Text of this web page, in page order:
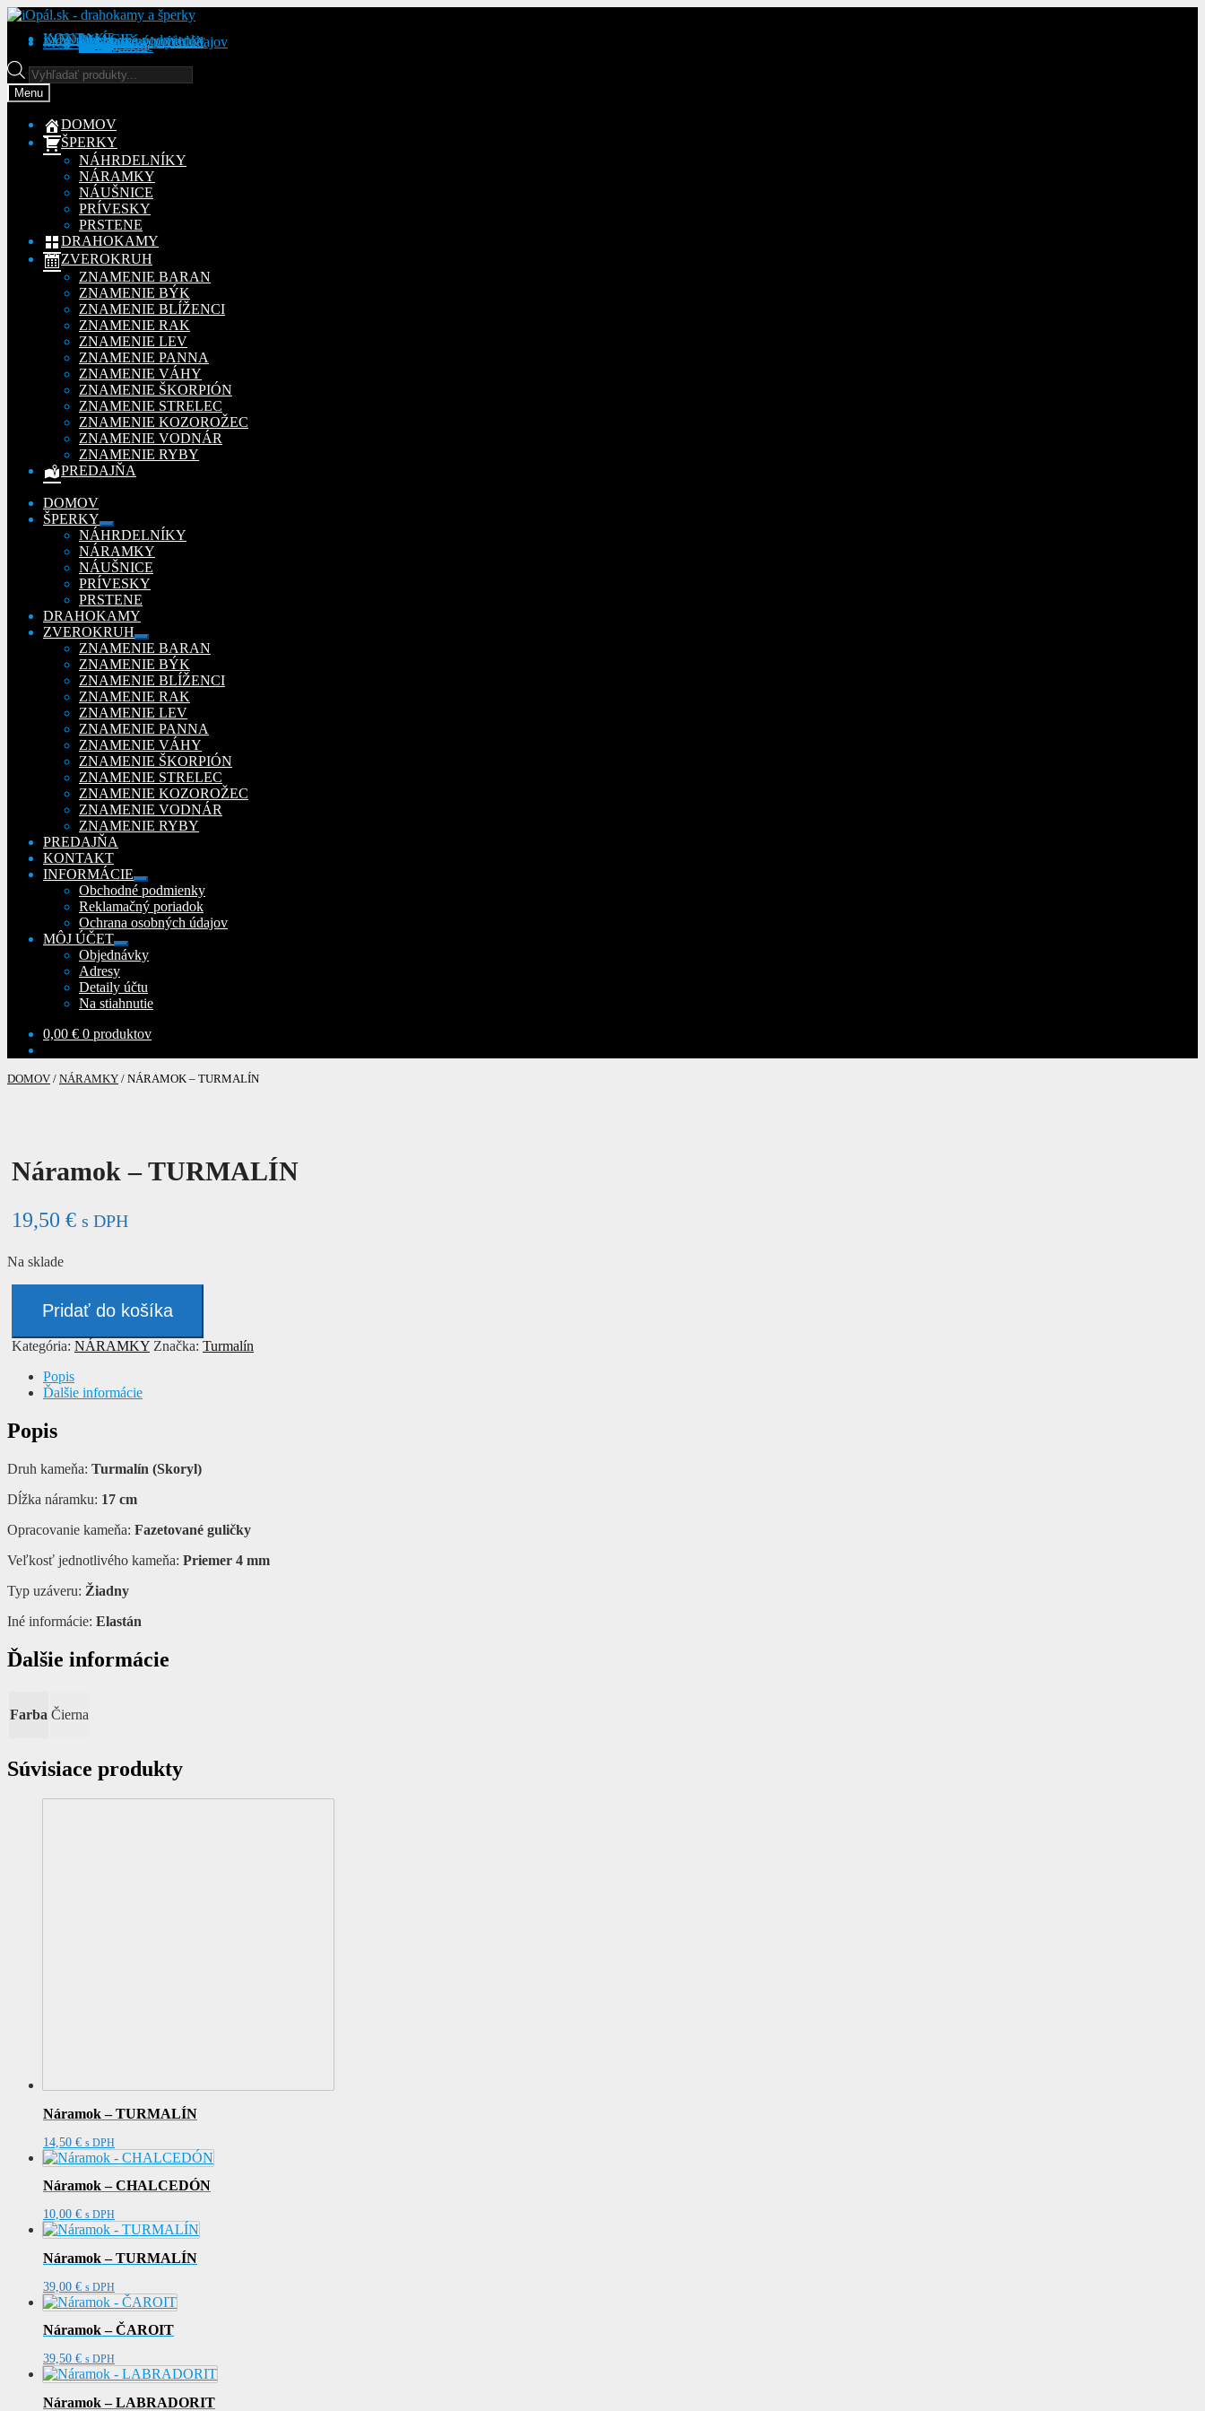
Preskočiť
navigáciu
Preskočiť
obsah
KONTAKT
INFORMÁCIE
Obchodné podmienky
Reklamačný poriadok
Ochrana osobných údajov
MÔJ ÚČETObjednávky
Adresy
Detaily účtu
Na stiahnutie
Products
search
Menu
DOMOV
ŠPERKY
NÁHRDELNÍKY
NÁRAMKY
NÁUŠNICE
PRÍVESKY
PRSTENE
DRAHOKAMY
ZVEROKRUH
ZNAMENIE BARAN
ZNAMENIE BÝK
ZNAMENIE BLÍŽENCI
ZNAMENIE RAK
ZNAMENIE LEV
ZNAMENIE PANNA
ZNAMENIE VÁHY
ZNAMENIE ŠKORPIÓN
ZNAMENIE STRELEC
ZNAMENIE KOZOROŽEC
ZNAMENIE VODNÁR
ZNAMENIE RYBY
PREDAJŇA
DOMOV
ŠPERKY
Rozbaliť
podradené
menu
NÁHRDELNÍKY
NÁRAMKY
NÁUŠNICE
PRÍVESKY
PRSTENE
DRAHOKAMY
ZVEROKRUH
Rozbaliť
podradené
menu
ZNAMENIE BARAN
ZNAMENIE BÝK
ZNAMENIE BLÍŽENCI
ZNAMENIE RAK
ZNAMENIE LEV
ZNAMENIE PANNA
ZNAMENIE VÁHY
ZNAMENIE ŠKORPIÓN
ZNAMENIE STRELEC
ZNAMENIE KOZOROŽEC
ZNAMENIE VODNÁR
ZNAMENIE RYBY
PREDAJŇA
KONTAKT
INFORMÁCIE
Rozbaliť
podradené
menu
Obchodné podmienky
Reklamačný poriadok
Ochrana osobných údajov
MÔJ ÚČET
Rozbaliť
podradené
Objednávky
Adresy
Detaily účtu
Na stiahnutie
0,00 € 0 produktov
DOMOV / NÁRAMKY / NÁRAMOK – TURMALÍN
Náramok – TURMALÍN
19,50 € s DPH
Na sklade
Náramok
TURMALÍN
Pridať do košíka
Kategória: NÁRAMKY Značka: Turmalín
Popis
Ďalšie informácie
Popis
Druh kameňa: Turmalín (Skoryl)
Dĺžka náramku: 17 cm
Opracovanie kameňa: Fazetované guličky
Veľkosť jednotlivého kameňa: Priemer 4 mm
Typ uzáveru: Žiadny
Iné informácie: Elastán
Ďalšie informácie
Farba Čierna
Súvisiace produkty
Náramok – TURMALÍN
14,50 € s DPH
Náramok – CHALCEDÓN
10,00 € s DPH
Náramok – TURMALÍN
39,00 € s DPH
Náramok – ČAROIT
39,50 € s DPH
Náramok – LABRADORIT